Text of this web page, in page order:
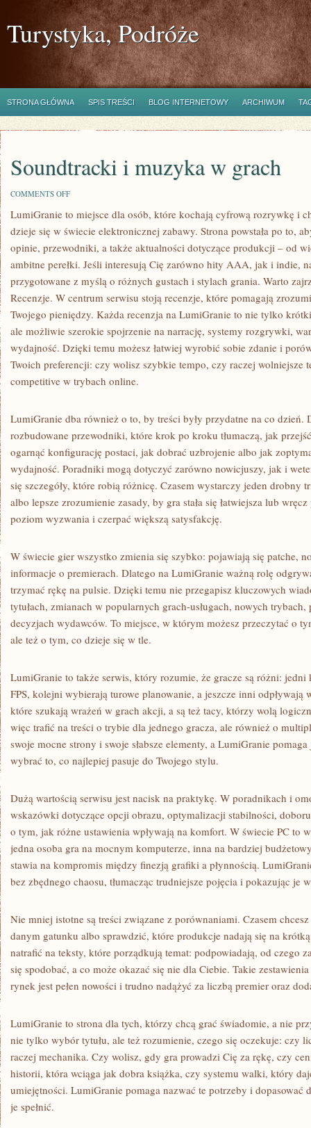
Turystyka, Podróże
STRONA GŁÓWNA SPIS TREŚCI BLOG INTERNETOWY ARCHIWUM
Soundtracki i muzyka w grach
COMMENTS OFFON
I
MUZYKA
W
GRACH
LumiGranie to miejsce dla osób, które kochają cyfrową rozrywkę i
dzieje się w świecie elektronicznej zabawy. Strona powstała po to,
opinie, przewodniki, a także aktualności dotyczące produkcji – od
ambitne perełki. Jeśli interesują Cię zarówno hity AAA, jak i indie,
przygotowane z myślą o różnych gustach i stylach grania. Warto
Recenzje. W centrum serwisu stoją recenzje, które pomagają
Twojego pieniędzy. Każda recenzja na LumiGranie to nie tylko
ale możliwie szerokie spojrzenie na narrację, systemy rozgrywki,
wydajność. Dzięki temu możesz łatwiej wyrobić sobie zdanie i
Twoich preferencji: czy wolisz szybkie tempo, czy raczej wolniejsze
competitive w trybach online.
LumiGranie dba również o to, by treści były przydatne na co dzień.
rozbudowane przewodniki, które krok po kroku tłumaczą, jak
ogarnąć konfigurację postaci, jak dobrać uzbrojenie albo jak
wydajność. Poradniki mogą dotyczyć zarówno nowicjuszy, jak i
się szczegóły, które robią różnicę. Czasem wystarczy jeden drobny
albo lepsze zrozumienie zasady, by gra stała się łatwiejsza lub
poziom wyzwania i czerpać większą satysfakcję.
W świecie gier wszystko zmienia się szybko: pojawiają się patche,
informacje o premierach. Dlatego na LumiGranie ważną rolę
trzymać rękę na pulsie. Dzięki temu nie przegapisz kluczowych
tytułach, zmianach w popularnych grach-usługach, nowych
decyzjach wydawców. To miejsce, w którym możesz przeczytać o
ale też o tym, co dzieje się w tle.
LumiGranie to także serwis, który rozumie, że gracze są różni:
FPS, kolejni wybierają turowe planowanie, a jeszcze inni odpływają
które szukają wrażeń w grach akcji, a są też tacy, którzy wolą
więc trafić na treści o trybie dla jednego gracza, ale również o
swoje mocne strony i swoje słabsze elementy, a LumiGranie
wybrać to, co najlepiej pasuje do Twojego stylu.
Dużą wartością serwisu jest nacisk na praktykę. W poradnikach i
wskazówki dotyczące opcji obrazu, optymalizacji stabilności,
o tym, jak różne ustawienia wpływają na komfort. W świecie PC to
jedna osoba gra na mocnym komputerze, inna na bardziej
stawia na kompromis między finezją grafiki a płynnością.
bez zbędnego chaosu, tłumacząc trudniejsze pojęcia i pokazując je
Nie mniej istotne są treści związane z porównaniami. Czasem
danym gatunku albo sprawdzić, które produkcje nadają się na
natrafić na teksty, które porządkują temat: podpowiadają, od czego
się spodobać, a co może okazać się nie dla Ciebie. Takie
rynek jest pełen nowości i trudno nadążyć za liczbą premier oraz
LumiGranie to strona dla tych, którzy chcą grać świadomie, a nie
nie tylko wybór tytułu, ale też rozumienie, czego się oczekuje: czy
raczej mechanika. Czy wolisz, gdy gra prowadzi Cię za rękę, czy
historii, która wciąga jak dobra książka, czy systemu walki, który
umiejętności. LumiGranie pomaga nazwać te potrzeby i
je spełnić.